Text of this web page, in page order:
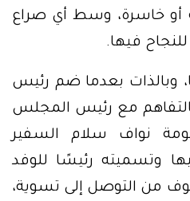
أو خاسرة، وسط أي صراع
فيها.
وبالذات بعدما ضم رئيس
مع رئيس المجلس
نواف سلام السفير
وتسميته رئيسًا للوفد
من التوصل إلى تسوية،